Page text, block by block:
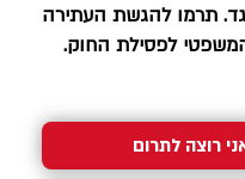
תרמו להגשת העתירה
לפסילת החוק.
רוצה לתרום